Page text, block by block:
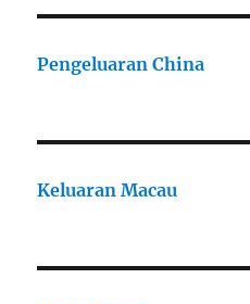
Pengeluaran China
Keluaran Macau